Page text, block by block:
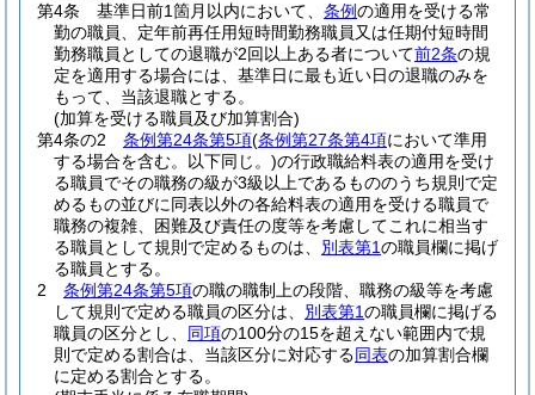
第4条
基準日前1箇月以内において、 条例の適用を受ける常
勤の職員、定年前再任用短時間勤務職員又は任期付短時間
勤務職員としての退職が2回以上ある者について前2条の規
定を適用する場合には、基準日に最も近い日の退職のみを
もって、当該退職とする。
(加算を受ける職員及び加算割合)
第4条の2
条例第24条第5項(条例第27条第4項において準用
する場合を含む。以下同じ。)の行政職給料表の適用を受け
る職員でその職務の級が3級以上であるもののうち規則で定
めるもの並びに同表以外の各給料表の適用を受ける職員で
職務の複雑、困難及び責任の度等を考慮してこれに相当す
る職員として規則で定めるものは、 別表第1の職員欄に掲げ
る職員とする。
2
条例第24条第5項の職の職制上の段階、職務の級等を考慮
して規則で定める職員の区分は、 別表第1の職員欄に掲げる
職員の区分とし、 同項の100分の15を超えない範囲内で規
則で定める割合は、当該区分に対応する同表の加算割合欄
に定める割合とする。